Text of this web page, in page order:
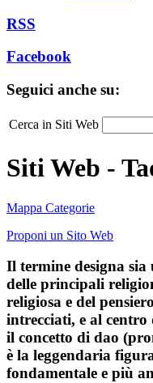
RSS
Facebook
Seguici anche su:
Cerca in Siti Web
Siti Web -
Mappa Categorie
Proponi un Sito Web
Il termine designa sia
delle principali
religiosa e del
intrecciati, e al
il concetto di dao
è la leggendaria
fondamentale e più